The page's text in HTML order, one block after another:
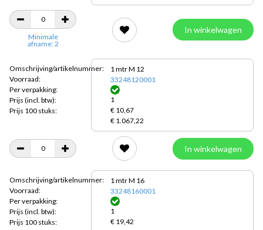
Minimale
afname: 2
In winkelwagen
Omschrijving/artikelnummer:
Voorraad:
Per verpakking:
Prijs (incl. btw):
Prijs 100 stuks:
1 mtr M 12
33248120001
1
€ 10,67
€ 1.067,22
In winkelwagen
Omschrijving/artikelnummer:
Voorraad:
Per verpakking:
Prijs (incl. btw):
Prijs 100 stuks:
1 mtr M 16
33248160001
1
€ 19,42